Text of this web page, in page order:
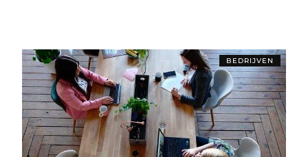
BEDRIJVEN